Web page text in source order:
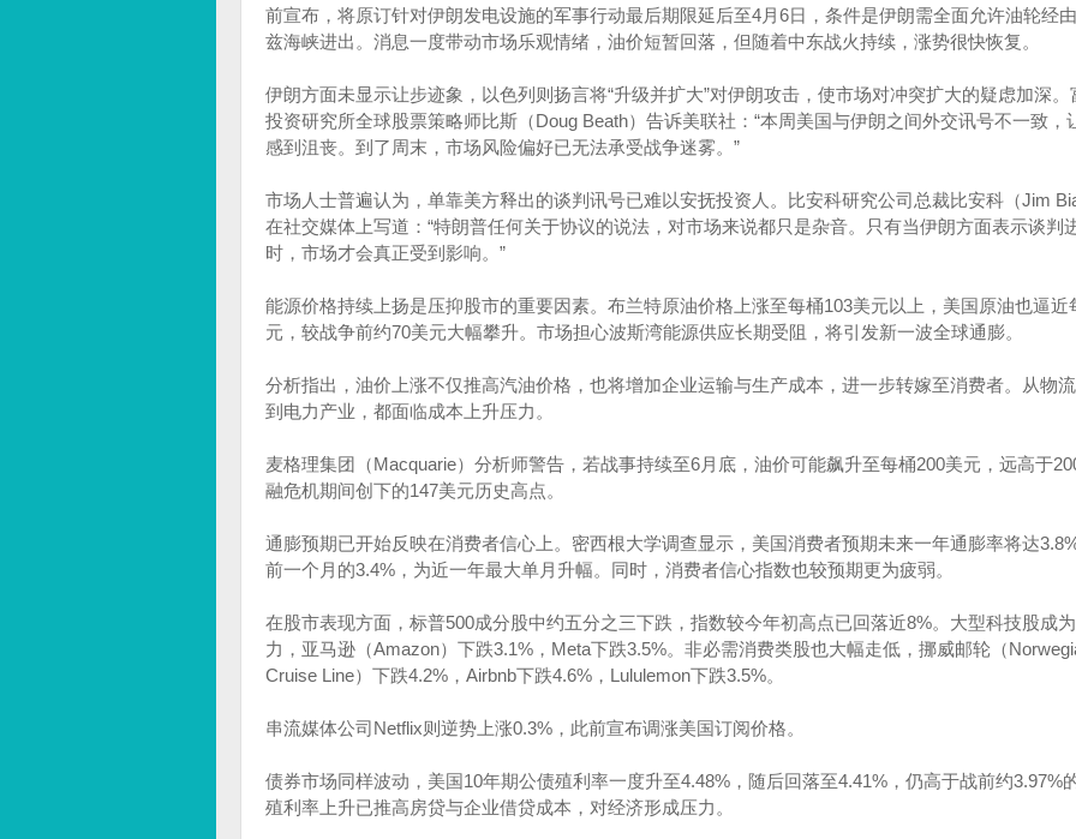
前宣布，将原订针对伊朗发电设施的军事行动最后期限延后至4月6日，条件是伊朗需全面允许油轮经
兹海峡进出。消息一度带动市场乐观情绪，油价短暂回落，但随着中东战火持续，涨势很快恢复。
伊朗方面未显示让步迹象，以色列则扬言将“升级并扩大”对伊朗攻击，使市场对冲突扩大的疑虑加深。
投资研究所全球股票策略师比斯（Doug Beath）告诉美联社：“本周美国与伊朗之间外交讯号不一致，
感到沮丧。到了周末，市场风险偏好已无法承受战争迷雾。”
市场人士普遍认为，单靠美方释出的谈判讯号已难以安抚投资人。比安科研究公司总裁比安科（Jim
在社交媒体上写道：“特朗普任何关于协议的说法，对市场来说都只是杂音。只有当伊朗方面表示谈判
时，市场才会真正受到影响。”
能源价格持续上扬是压抑股市的重要因素。布兰特原油价格上涨至每桶103美元以上，美国原油也逼近
元，较战争前约70美元大幅攀升。市场担心波斯湾能源供应长期受阻，将引发新一波全球通膨。
分析指出，油价上涨不仅推高汽油价格，也将增加企业运输与生产成本，进一步转嫁至消费者。从物
到电力产业，都面临成本上升压力。
麦格理集团（Macquarie）分析师警告，若战事持续至6月底，油价可能飙升至每桶200美元，远高于
融危机期间创下的147美元历史高点。
通膨预期已开始反映在消费者信心上。密西根大学调查显示，美国消费者预期未来一年通膨率将达
前一个月的3.4%，为近一年最大单月升幅。同时，消费者信心指数也较预期更为疲弱。
在股市表现方面，标普500成分股中约五分之三下跌，指数较今年初高点已回落近8%。大型科技股成
力，亚马逊（Amazon）下跌3.1%，Meta下跌3.5%。非必需消费类股也大幅走低，挪威邮轮（
Cruise Line）下跌4.2%，Airbnb下跌4.6%，Lululemon下跌3.5%。
串流媒体公司Netflix则逆势上涨0.3%，此前宣布调涨美国订阅价格。
债券市场同样波动，美国10年期公债殖利率一度升至4.48%，随后回落至4.41%，仍高于战前约3.97%
殖利率上升已推高房贷与企业借贷成本，对经济形成压力。